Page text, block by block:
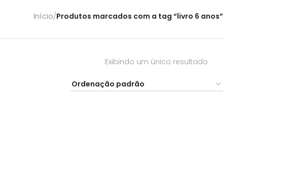
Início/Produtos marcados com a tag “livro 6 anos”
Exibindo um único resultado